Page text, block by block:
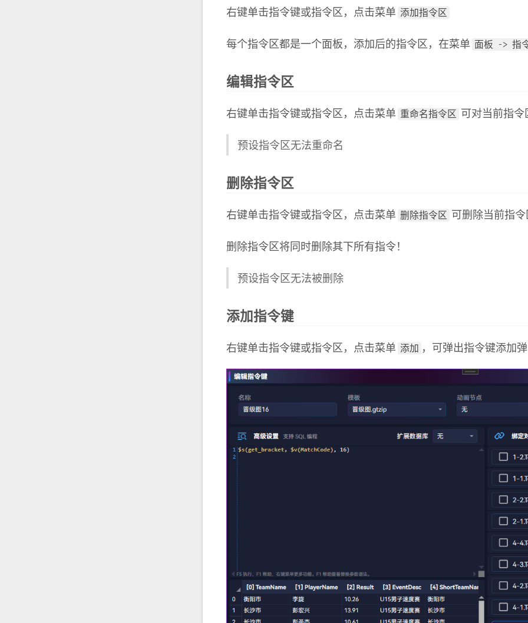
右键单击指令键或指令区，点击菜单 添加指令区
每个指令区都是一个面板，添加后的指令区，在菜单 面板 -> 指
编辑指令区
右键单击指令键或指令区，点击菜单 重命名指令区 可对当前指
预设指令区无法重命名
删除指令区
右键单击指令键或指令区，点击菜单 删除指令区 可删除当前指
删除指令区将同时删除其下所有指令！
预设指令区无法被删除
添加指令键
右键单击指令键或指令区，点击菜单 添加 ，可弹出指令键添加